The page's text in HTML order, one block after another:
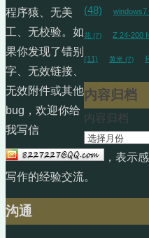
(48) windows7
花 (7) Z 24-200
(11) 黄米 (7)
内容归档
内容归档
程序猿、无美
工、无校验。如
果你发现了错别
字、无效链接、
无效附件或其他
bug，欢迎你给
我写信
，表示
写作的经验交流。
沟通